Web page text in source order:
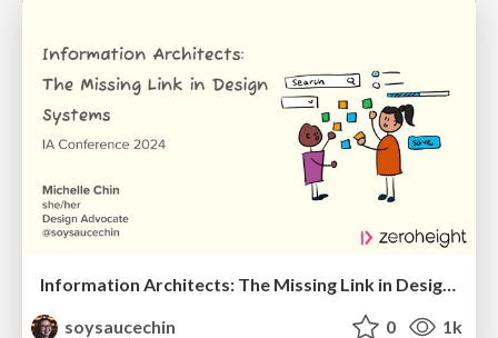
Information Architects: The Missing Link in Design Systems
soysaucechin
0 1k